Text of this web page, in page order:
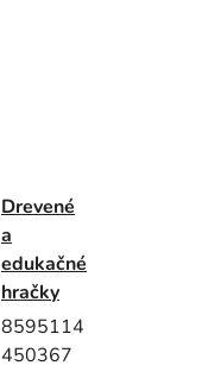
Drevené
a
edukačné
hračky
8595114
450367